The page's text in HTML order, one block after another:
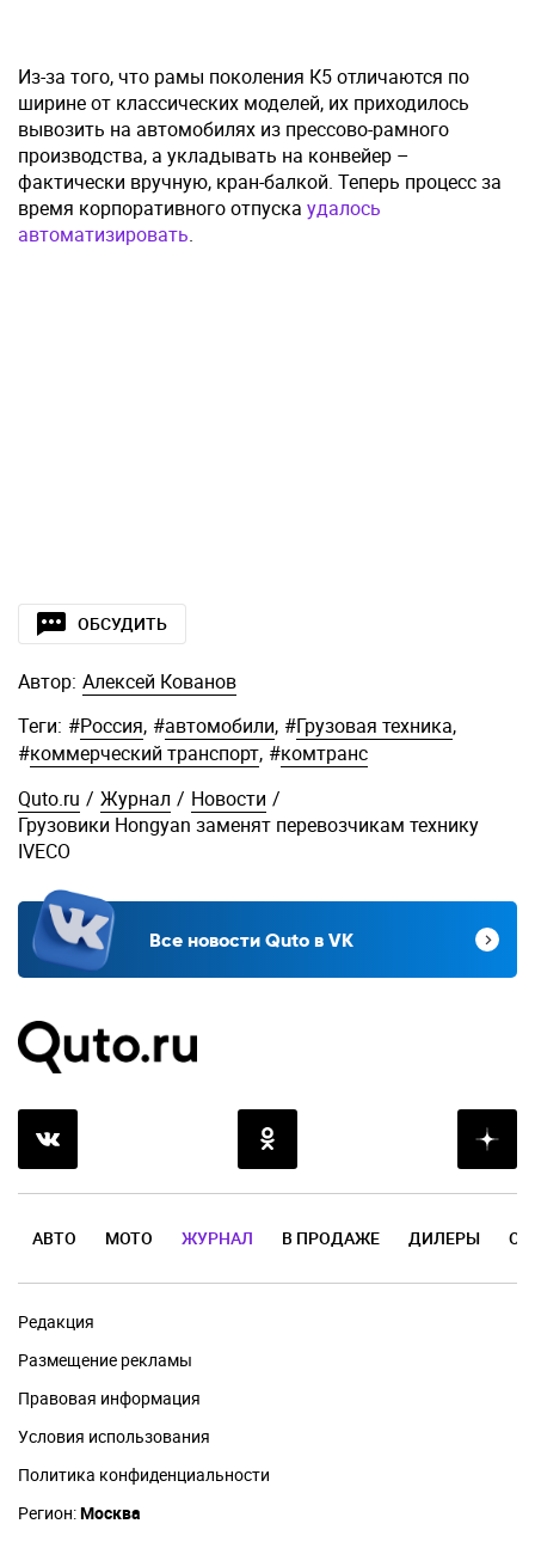
Из-за того, что рамы поколения К5 отличаются по
ширине от классических моделей, их приходилось
вывозить на автомобилях из прессово-рамного
производства, а укладывать на конвейер –
фактически вручную, кран-балкой. Теперь процесс за
время корпоративного отпуска удалось
автоматизировать.
ОБСУДИТЬ
Автор: Алексей Кованов
Теги: #Россия, #автомобили, #Грузовая техника,
#коммерческий транспорт, #комтранс
Quto.ru / Журнал / Новости /
Грузовики Hongyan заменят перевозчикам технику
IVECO
Все новости Quto в VK
АВТО МОТО ЖУРНАЛ В ПРОДАЖЕ ДИЛЕРЫ
Редакция
Размещение рекламы
Правовая информация
Условия использования
Политика конфиденциальности
Регион:Москва